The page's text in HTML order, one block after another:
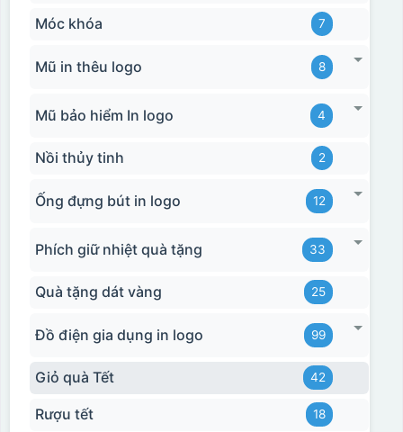
Móc khóa 7
Mũ in thêu logo 8
Mũ bảo hiểm In logo 4
Nồi thủy tinh 2
Ống đựng bút in logo 12
Phích giữ nhiệt quà tặng 33
Quà tặng dát vàng 25
Đồ điện gia dụng in logo 99
Giỏ quà Tết 42
Rượu tết 18